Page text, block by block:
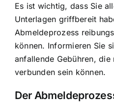
Es ist wichtig, dass Sie
Unterlagen griffbereit
Abmeldeprozess
können. Informieren Sie
anfallende Gebühren,
verbunden sein können.
Der